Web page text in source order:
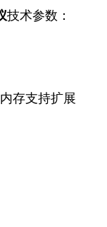
技术参数：
存支持扩展